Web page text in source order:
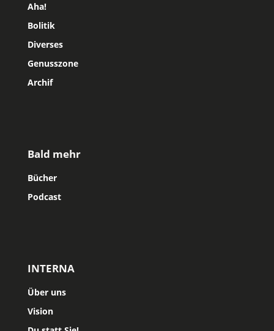
Aha!
Bolitik
Diverses
Genusszone
Archif
Bald mehr
Bücher
Podcast
INTERNA
Über uns
Vision